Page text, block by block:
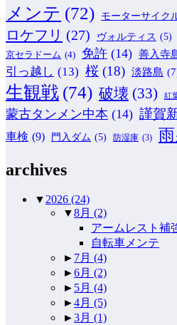
メンテ (72) モーターサイク
ロケフリ (27) ヴォルティス (5)
京セラドーム (4) 免許 (14) 善入寺
引っ越し (13) 桜 (18) 淡路島
生観戦 (74) 破壊 (33) 紅
蒙古タンメン中本 (14) 謹賀
車検 (9) 門入ダム (5) 防湿庫 (3)
archives
▼2026 (24)
▼8月 (2)
アームレスト補
自転車メンテ
► 7月 (4)
►6月 (2)
► 5月 (4)
►4月 (5)
►3月 (1)